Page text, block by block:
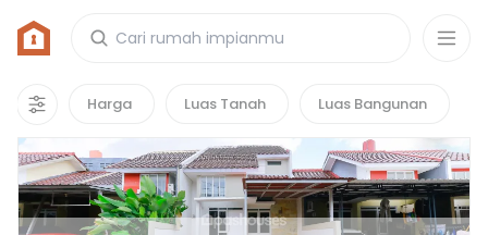
Harga Luas Tanah Luas Bangunan
Rumah di Perumahan Graha Mampang Mas
4properti